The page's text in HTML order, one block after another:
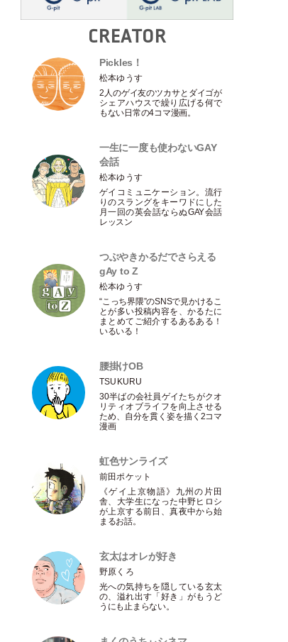
CREATOR
Pickles！
松本ゆうす
2人のゲイ友のツカサとダイゴが
シェアハウスで繰り広げる何で
もない日常の4コマ漫画。
一生に一度も使わないGAY
会話
松本ゆうす
ゲイコミュニケーション。流行
りのスラングをキーワドにした
月一回の英会話ならぬGAY会話
レッスン
つぶやきかるだでさらえる
gAy to Z
松本ゆうす
“こっち界隈”のSNSで見かけるこ
とが多い投稿内容を、かるたに
まとめてご紹介するあるある！
いるいる！
腰掛けOB
TSUKURU
30半ばの会社員ゲイたちがクオ
リティオブライフを向上させる
ため、自分を貫く姿を描く2コマ
漫画
虹色サンライズ
前田ポケット
《ゲイ上京物語》九州の片田
舎、大学生になった中野ヒロシ
が上京する前日、真夜中から始
まるお話。
玄太はオレが好き
野原くろ
光への気持ちを隠している玄太
の、溢れ出す 「好き 」がもうど
うにも止まらない。